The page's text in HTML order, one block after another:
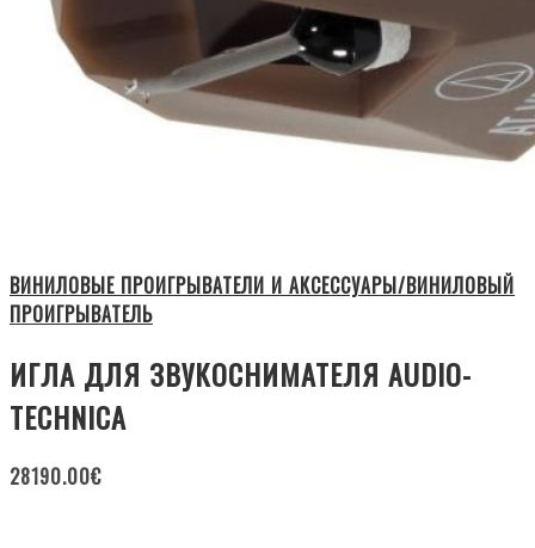
ВИНИЛОВЫЕ ПРОИГРЫВАТЕЛИ И АКСЕССУАРЫ/ВИНИЛОВЫЙ
ПРОИГРЫВАТЕЛЬ
ИГЛА ДЛЯ ЗВУКОСНИМАТЕЛЯ AUDIO-
TECHNICA
28190.00€